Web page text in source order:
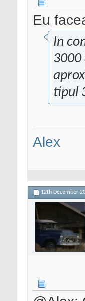
Eu
In
3000
tipul
Alex
12th December